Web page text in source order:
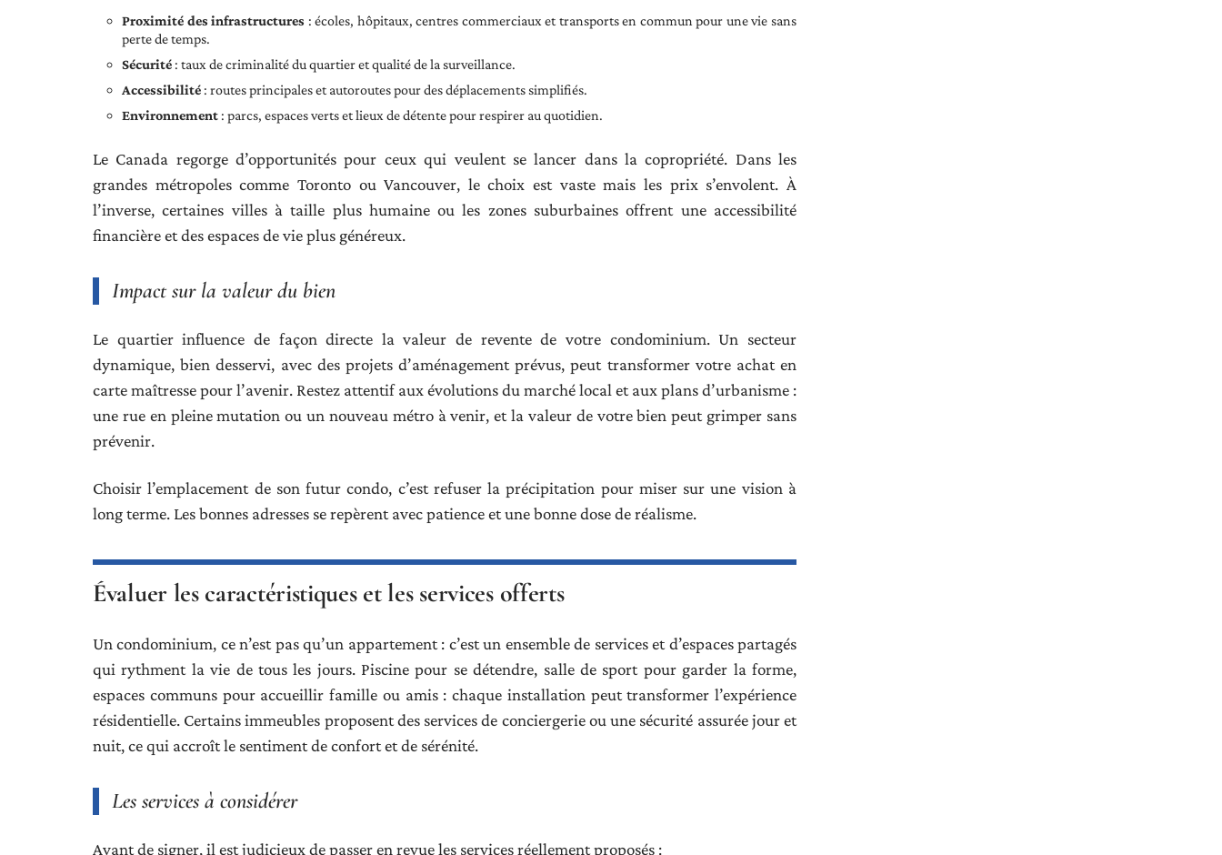
Proximité des infrastructures : écoles, hôpitaux, centres commerciaux et transports en commun pour une vie sans
perte de temps.
Sécurité : taux de criminalité du quartier et qualité de la surveillance.
Accessibilité : routes principales et autoroutes pour des déplacements simplifiés.
Environnement : parcs, espaces verts et lieux de détente pour respirer au quotidien.
Le Canada regorge d’opportunités pour ceux qui veulent se lancer dans la copropriété. Dans les
grandes métropoles comme Toronto ou Vancouver, le choix est vaste mais les prix s’envolent. À
l’inverse, certaines villes à taille plus humaine ou les zones suburbaines offrent une accessibilité
financière et des espaces de vie plus généreux.
Impact sur la valeur du bien
Le quartier influence de façon directe la valeur de revente de votre condominium. Un secteur
dynamique, bien desservi, avec des projets d’aménagement prévus, peut transformer votre achat en
carte maîtresse pour l’avenir. Restez attentif aux évolutions du marché local et aux plans d’urbanisme :
une rue en pleine mutation ou un nouveau métro à venir, et la valeur de votre bien peut grimper sans
prévenir.
Choisir l’emplacement de son futur condo, c’est refuser la précipitation pour miser sur une vision à
long terme. Les bonnes adresses se repèrent avec patience et une bonne dose de réalisme.
Évaluer les caractéristiques et les services offerts
Un condominium, ce n’est pas qu’un appartement : c’est un ensemble de services et d’espaces partagés
qui rythment la vie de tous les jours. Piscine pour se détendre, salle de sport pour garder la forme,
espaces communs pour accueillir famille ou amis : chaque installation peut transformer l’expérience
résidentielle. Certains immeubles proposent des services de conciergerie ou une sécurité assurée jour et
nuit, ce qui accroît le sentiment de confort et de sérénité.
Les services à considérer
Avant de signer, il est judicieux de passer en revue les services réellement proposés :